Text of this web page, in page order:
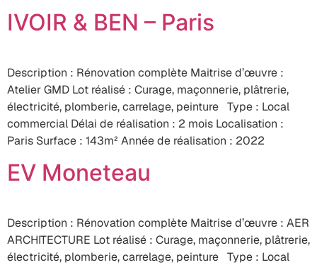
IVOIR & BEN – Paris
Description : Rénovation complète Maitrise d’œuvre :
Atelier GMD Lot réalisé : Curage, maçonnerie, plâtrerie,
électricité, plomberie, carrelage, peinture Type : Local
commercial Délai de réalisation : 2 mois Localisation :
Paris Surface : 143m² Année de réalisation : 2022
EV Moneteau
Description : Rénovation complète Maitrise d’œuvre : AER
ARCHITECTURE Lot réalisé : Curage, maçonnerie, plâtrerie,
électricité, plomberie, carrelage, peinture Type : Local